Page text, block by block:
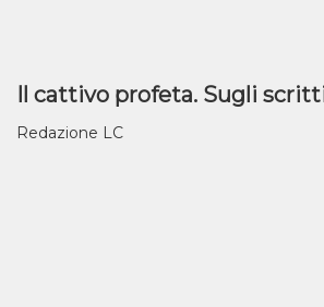
Il cattivo profeta. Sugli
Redazione LC